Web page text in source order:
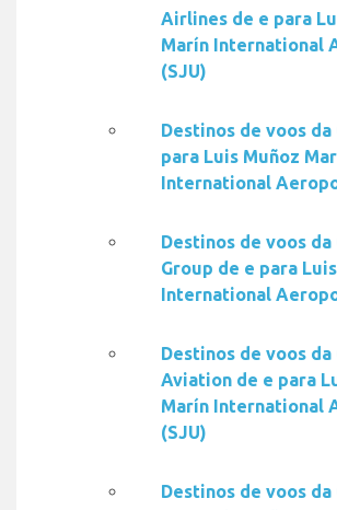
Airlines de e para
Marín International
(SJU)
Destinos de voos da
para Luis Muñoz
International
Destinos de voos
Group de e para
International
Destinos de voos
Aviation de e para
Marín International
(SJU)
Destinos de voos da